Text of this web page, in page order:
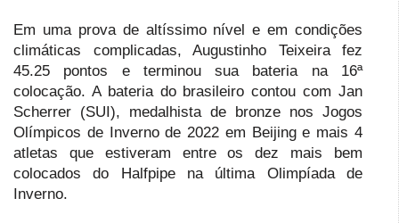
Em uma prova de altíssimo nível e em condições
climáticas complicadas, Augustinho Teixeira fez
45.25 pontos e terminou sua bateria na 16ª
colocação. A bateria do brasileiro contou com Jan
Scherrer (SUI), medalhista de bronze nos Jogos
Olímpicos de Inverno de 2022 em Beijing e mais 4
atletas que estiveram entre os dez mais bem
colocados do Halfpipe na última Olimpíada de
Inverno.